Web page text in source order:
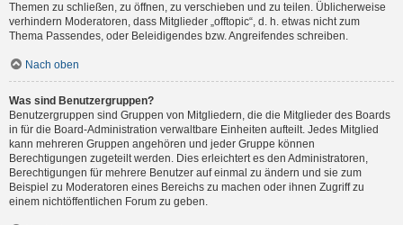
Themen zu schließen, zu öffnen, zu verschieben und zu teilen. Üblicherweise
verhindern Moderatoren, dass Mitglieder „offtopic“, d. h. etwas nicht zum
Thema Passendes, oder Beleidigendes bzw. Angreifendes schreiben.
Nach oben
Was sind Benutzergruppen?
Benutzergruppen sind Gruppen von Mitgliedern, die die Mitglieder des Boards
in für die Board-Administration verwaltbare Einheiten aufteilt. Jedes Mitglied
kann mehreren Gruppen angehören und jeder Gruppe können
Berechtigungen zugeteilt werden. Dies erleichtert es den Administratoren,
Berechtigungen für mehrere Benutzer auf einmal zu ändern und sie zum
Beispiel zu Moderatoren eines Bereichs zu machen oder ihnen Zugriff zu
einem nichtöffentlichen Forum zu geben.